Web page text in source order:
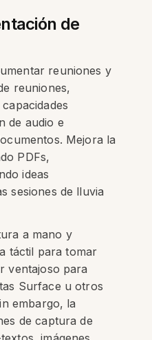
de
reuniones y
reuniones,
de audio e
Mejora la
PDFs,
ideas
sesiones de lluvia
a mano y
táctil para tomar
ventajoso para
Surface u otros
embargo, la
de captura de